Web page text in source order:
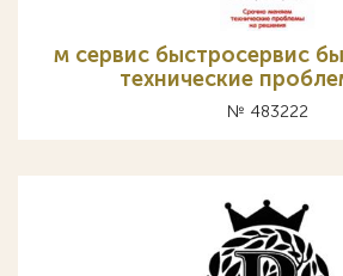
м сервис быстросервис
технические
№ 483222